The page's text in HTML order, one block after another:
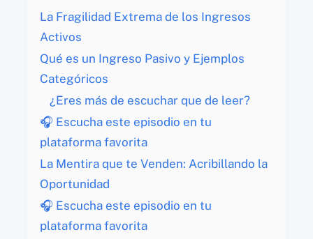
La Fragilidad Extrema de los Ingresos
Activos
Qué es un Ingreso Pasivo y Ejemplos
Categóricos
¿Eres más de escuchar que de leer?
🎧 Escucha este episodio en tu
plataforma favorita
La Mentira que te Venden: Acribillando la
Oportunidad
🎧 Escucha este episodio en tu
plataforma favorita